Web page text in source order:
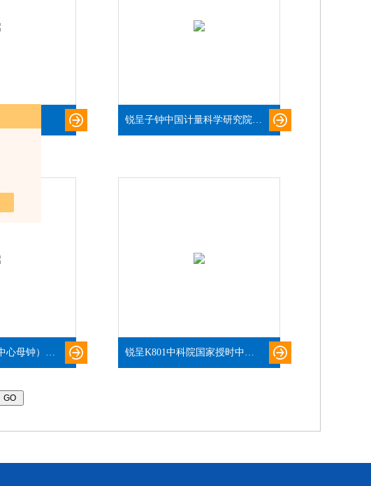
锐呈子钟中国计量科学研究院检测报告
锐呈K系列时钟（中心母钟）中国计量科学研究院检测报告 锐呈K801中科院国家授时中心检测报告